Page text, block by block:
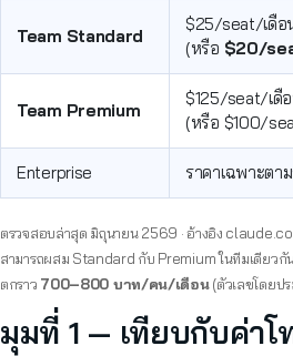
Team Standard
$25/seat/เดือ
(หรือ $20/
Team Premium
$125/seat/เดื
(หรือ $100/
Enterprise ราคาเฉพาะตา
ตรวจสอบล่าสุด มิถุนายน 2569 · อ้างอิง
สามารถผสม Standard กับ Premium ในทีมเดียวกั
ตกราว 700–800 บาท/คน/เดือน(ตัวเลขโดยป
มุมที่ 1 — เทียบกับค่า